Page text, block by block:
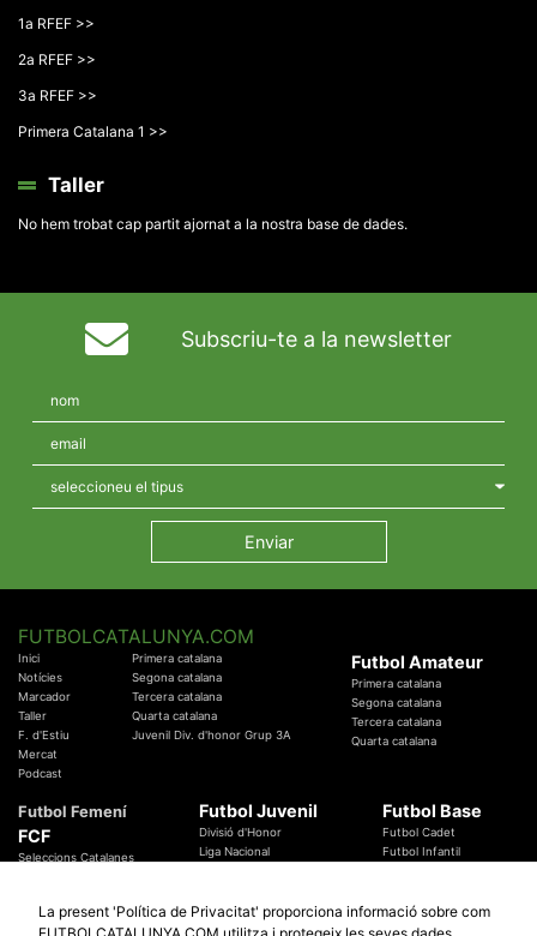
1a RFEF >>
2a RFEF >>
3a RFEF >>
Primera Catalana 1 >>
Taller
No hem trobat cap partit ajornat a la nostra base de dades.
Subscriu-te a la newsletter
FUTBOLCATALUNYA.COM
Inici
Notícies
Marcador
Taller
F. d'Estiu
Mercat
Podcast
Primera catalana
Segona catalana
Tercera catalana
Quarta catalana
Juvenil Div. d'honor Grup 3A
Futbol Amateur
Primera catalana
Segona catalana
Tercera catalana
Quarta catalana
Futbol Femení
FCF
Seleccions Catalanes
Temes Federatius
Futbol Juvenil
Divisió d'Honor
Liga Nacional
Futbol Base
Futbol Cadet
Futbol Infantil
La present 'Política de Privacitat' proporciona informació sobre com